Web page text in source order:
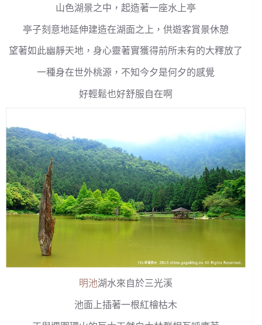
山色湖景之中，起造著一座水上亭
亭子刻意地延伸建造在湖面之上，供遊客賞景休憩
望著如此幽靜天地，身心靈著實獲得前所未有的大釋放了
一種身在世外桃源，不知今夕是何夕的感覺
好輕鬆也好舒服自在啊
明池湖水來自於三光溪
池面上插著一根紅檜枯木